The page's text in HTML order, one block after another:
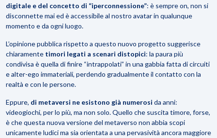
digitale e del concetto di “iperconnessione”: è sempre on, non si
disconnette mai ed è accessibile al nostro avatar in qualunque
momento e da ogni luogo.
L’opinione pubblica rispetto a questo nuovo progetto suggerisce
chiaramente timori legati a scenari distopici: la paura più
condivisa è quella di finire “intrappolati” in una gabbia fatta di circuiti
e alter-ego immateriali, perdendo gradualmente il contatto con la
realtà e con le persone.
Eppure, di metaversi ne esistono già numerosi da anni:
videogiochi, per lo più, ma non solo. Quello che suscita timore, forse,
è che questa nuova versione del metaverso non abbia scopi
unicamente ludici ma sia orientata a una pervasività ancora maggiore